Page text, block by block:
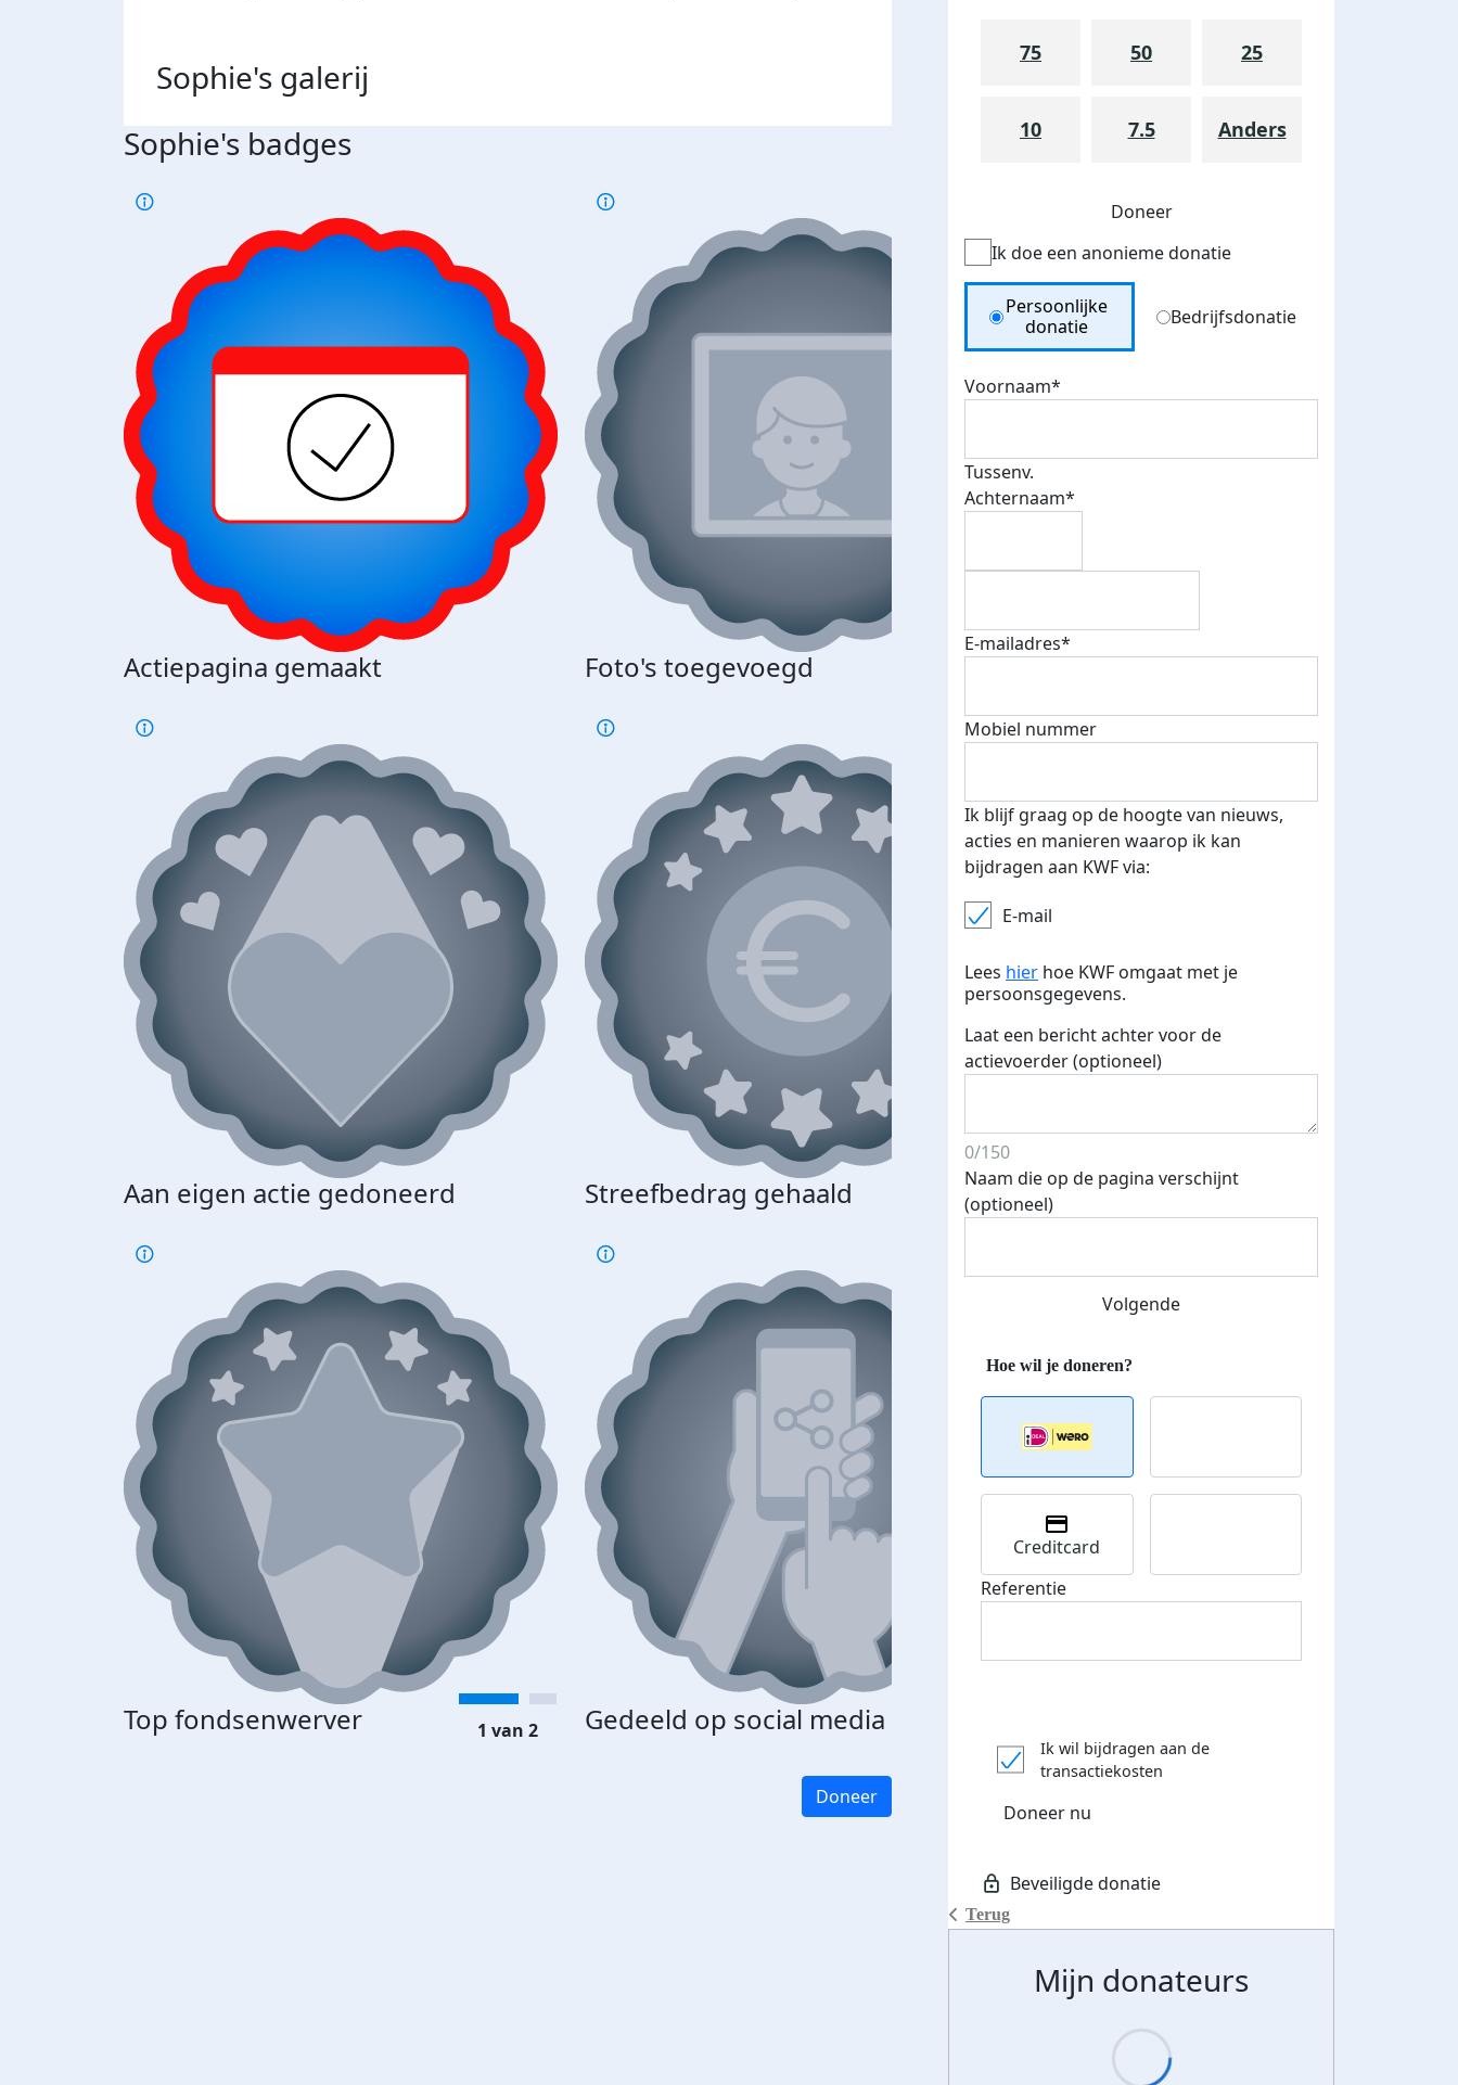
Sophie's galerij
Sophie's badges
Actiepagina gemaakt Foto's toegevoegd E-mails verstuurd
Aan eigen actie gedoneerd Streefbedrag gehaald Streefbedrag verhoogd
Top fondsenwerver Gedeeld op social media
Top fondsenwerver
1 van 2
Doneer
75 50 25
10 7.5 Anders
Doneer
Ik doe een anonieme donatie
Donation Type
Persoonlijke
donatie
Bedrijfsdonatie
Voornaam*
Tussenv.
Achternaam*
E-mailadres*
Mobiel nummer
Ik blijf graag op de hoogte van nieuws,
acties en manieren waarop ik kan
bijdragen aan KWF via:
E-mail
Lees hier hoe KWF omgaat met je
persoonsgegevens.
Laat een bericht achter voor de
actievoerder (optioneel)
0/150
Naam die op de pagina verschijnt
(optioneel)
Volgende
Terug
Creditcard
Referentie
Ik wil bijdragen aan de
transactiekosten
Doneer nu
Mijn donateurs